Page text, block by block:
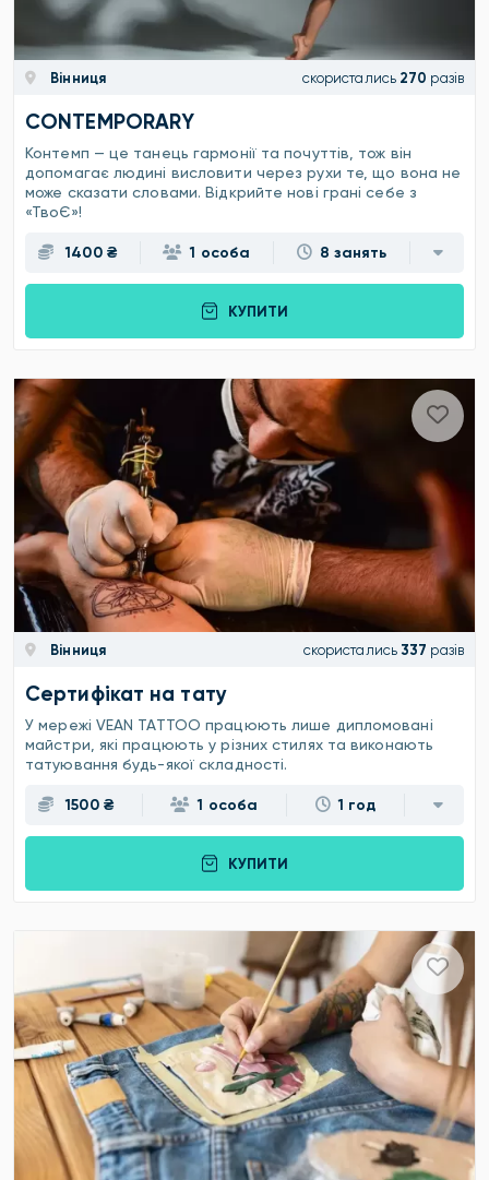
Вінниця скористались 270 разів
CONTEMPORARY
Контемп — це танець гармонії та почуттів, тож він
допомагає людині висловити через рухи те, що вона не
може сказати словами. Відкрийте нові грані себе з
«ТвоЄ»!
1400 ₴ 1 особа 8 занять
КУПИТИ
Вінниця скористались 337 разів
Сертифікат на тату
У мережі VEAN TATTOO працюють лише дипломовані
майстри, які працюють у різних стилях та виконають
татуювання будь-якої складності.
1500 ₴ 1 особа 1 год
КУПИТИ